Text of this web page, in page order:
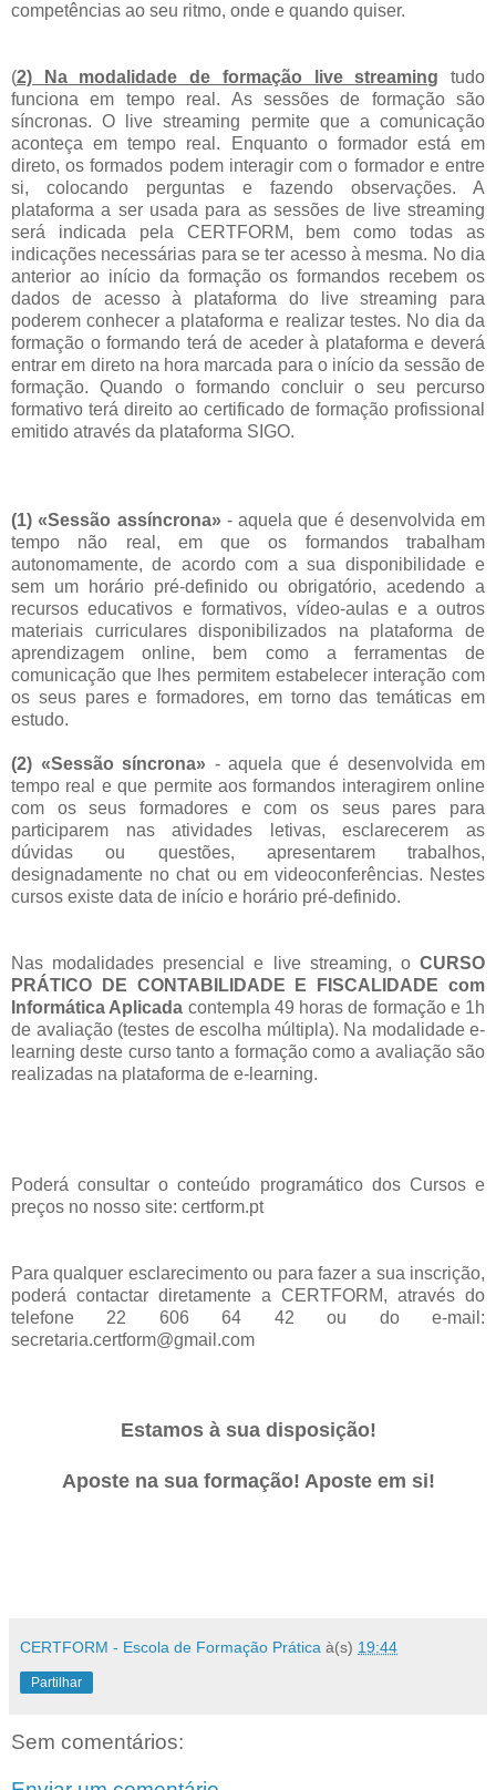
competências ao seu ritmo, onde e quando quiser.
(2) Na modalidade de formação live streaming tudo
funciona em tempo real. As sessões de formação são
síncronas. O live streaming permite que a comunicação
aconteça em tempo real. Enquanto o formador está em
direto, os formados podem interagir com o formador e entre
si, colocando perguntas e fazendo observações. A
plataforma a ser usada para as sessões de live streaming
será indicada pela CERTFORM, bem como todas as
indicações necessárias para se ter acesso à mesma. No dia
anterior ao início da formação os formandos recebem os
dados de acesso à plataforma do live streaming para
poderem conhecer a plataforma e realizar testes. No dia da
formação o formando terá de aceder à plataforma e deverá
entrar em direto na hora marcada para o início da sessão de
formação. Quando o formando concluir o seu percurso
formativo terá direito ao certificado de formação profissional
emitido através da plataforma SIGO.
(1) «Sessão assíncrona»- aquela que é desenvolvida em
tempo não real, em que os formandos trabalham
autonomamente, de acordo com a sua disponibilidade e
sem um horário pré-definido ou obrigatório, acedendo a
recursos educativos e formativos, vídeo-aulas e a outros
materiais curriculares disponibilizados na plataforma de
aprendizagem online, bem como a ferramentas de
comunicação que lhes permitem estabelecer interação com
os seus pares e formadores, em torno das temáticas em
estudo.
(2) «Sessão síncrona» - aquela que é desenvolvida em
tempo real e que permite aos formandos interagirem online
com os seus formadores e com os seus pares para
participarem nas atividades letivas, esclarecerem as
dúvidas ou questões, apresentarem trabalhos,
designadamente no chat ou em videoconferências. Nestes
cursos existe data de início e horário pré-definido.
Nas modalidades presencial e live streaming, o CURSO
PRÁTICO DE CONTABILIDADE E FISCALIDADE com
Informática Aplicada contempla 49 horas de formação e 1h
de avaliação (testes de escolha múltipla). Na modalidade e-
learning deste curso tanto a formação como a avaliação são
realizadas na plataforma de e-learning.
Poderá consultar o conteúdo programático dos Cursos e
preços no nosso site: certform.pt
Para qualquer esclarecimento ou para fazer a sua inscrição,
poderá contactar diretamente a CERTFORM, através do
telefone 22 606 64 42 ou do e-mail:
secretaria.certform@gmail.com
Estamos à sua disposição!
Aposte na sua formação! Aposte em si!
CERTFORM - Escola de Formação Prática à(s) 19:44
Partilhar
Sem comentários: